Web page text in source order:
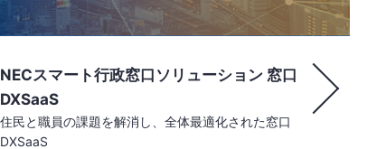
NECの生成AIの活用をご紹介
自治体で活用できる生成AIおよび活用法をご紹介をし
ます。